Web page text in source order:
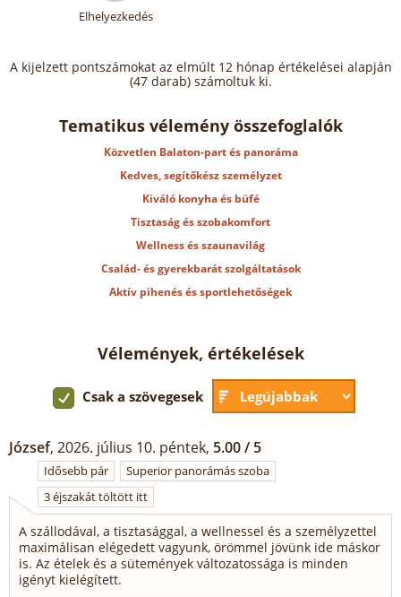
Elhelyezkedés
A kijelzett pontszámokat az elmúlt 12 hónap értékelései alapján
(47 darab) számoltuk ki.
Tematikus vélemény összefoglalók
Közvetlen Balaton-part és panoráma
Kedves, segítőkész személyzet
Kiváló konyha és büfé
Tisztaság és szobakomfort
Wellness és szaunavilág
Család- és gyerekbarát szolgáltatások
Aktív pihenés és sportlehetőségek
Vélemények, értékelések
Csak a szövegesek
József, 2026. július 10. péntek, 5.00 / 5
Idősebb pár
Superior panorámás szoba
3 éjszakát töltött itt
A szállodával, a tisztasággal, a wellnessel és a személyzettel
maximálisan elégedett vagyunk, örömmel jövünk ide máskor
is. Az ételek és a sütemények változatossága is minden
igényt kielégített.